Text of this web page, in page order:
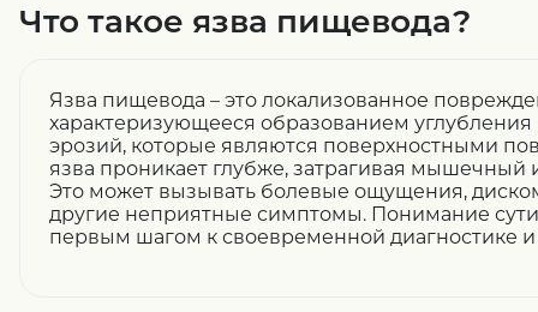
Что такое язва пищевода?
Язва пищевода – это локализованное
характеризующееся образованием углубления
эрозий, которые являются поверхностными
язва проникает глубже, затрагивая мышечный
Это может вызывать болевые ощущения,
другие неприятные симптомы. Понимание
первым шагом к своевременной диагностике